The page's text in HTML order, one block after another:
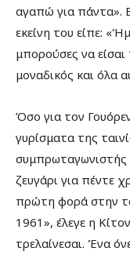
αγαπώ για πάντα».
εκείνη του είπε:
μπορούσες να είσαι
μοναδικός και όλα
Όσο για τον
γυρίσματα της
συμπρωταγωνιστής
ζευγάρι για πέντε
πρώτη φορά στην
1961», έλεγε η
τρελαίνεσαι. Ένα